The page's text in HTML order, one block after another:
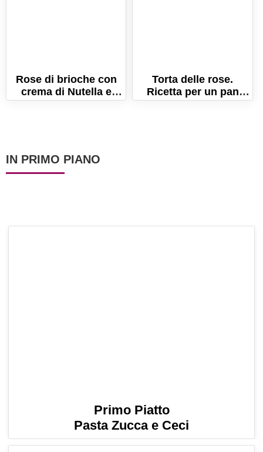
Rose di brioche con
crema di Nutella e
mascarpone
Torta delle rose.
Ricetta per un pan
brioche morbidissimo
IN PRIMO PIANO
Primo Piatto
Pasta Zucca e Ceci